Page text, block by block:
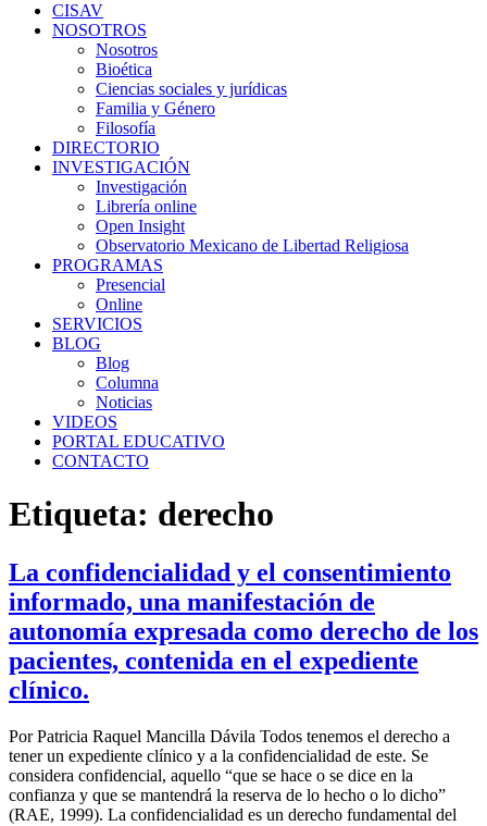
CISAV
NOSOTROS
Nosotros
Bioética
Ciencias sociales y jurídicas
Familia y Género
Filosofía
DIRECTORIO
INVESTIGACIÓN
Investigación
Librería online
Open Insight
Observatorio Mexicano de Libertad Religiosa
PROGRAMAS
Presencial
Online
SERVICIOS
BLOG
Blog
Columna
Noticias
VIDEOS
PORTAL EDUCATIVO
CONTACTO
Etiqueta: derecho
La confidencialidad y el consentimiento
informado, una manifestación de
autonomía expresada como derecho de los
pacientes, contenida en el expediente
clínico.
Por Patricia Raquel Mancilla Dávila Todos tenemos el derecho a
tener un expediente clínico y a la confidencialidad de este. Se
considera confidencial, aquello “que se hace o se dice en la
confianza y que se mantendrá la reserva de lo hecho o lo dicho”
(RAE, 1999). La confidencialidad es un derecho fundamental del